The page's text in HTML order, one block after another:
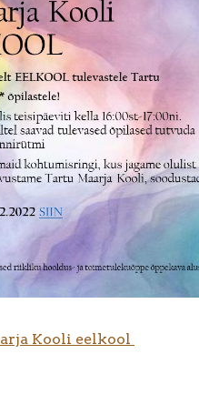
Kooli eelkool